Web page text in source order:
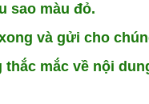
sao màu đỏ.
và gửi cho
thắc mắc về nội